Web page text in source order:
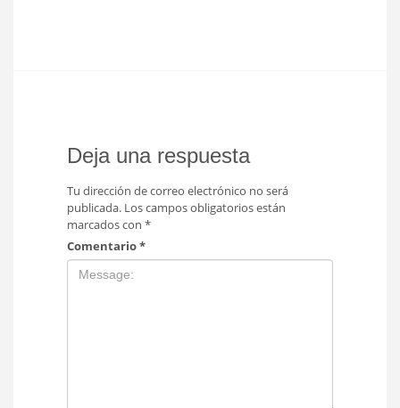
Deja una respuesta
Tu dirección de correo electrónico no será
publicada. Los campos obligatorios están
marcados con *
Comentario*